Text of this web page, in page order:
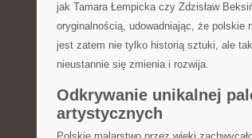
jak​ Tamara Łempicka⁢ czy‍ Zdzisław
oryginalnością,‌ udowadniając, ‌że polskie
jest⁣ zatem ​nie tylko ⁣historią⁤ sztuki, ale
nieustannie się zmienia i rozwija.
Odkrywanie unikalnej
artystycznych